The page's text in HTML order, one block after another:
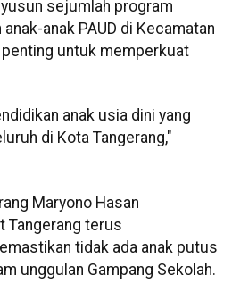
sejumlah program
anak PAUD di Kecamatan
untuk memperkuat
anak usia dini yang
di Kota Tangerang,"
Maryono Hasan
Tangerang terus
tidak ada anak putus
unggulan Gampang Sekolah.